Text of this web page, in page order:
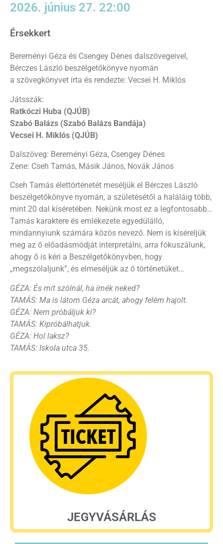
2026. június 27. 22:00
Érsekkert
Bereményi Géza és Csengey Dénes dalszövegeivel,
Bérczes László beszélgetőkönyve nyomán
a szövegkönyvet írta és rendezte: Vecsei H. Miklós
Játsszák:
Ratkóczi Huba (QJÚB)
Szabó Balázs (Szabó Balázs Bandája)
Vecsei H. Miklós (QJÚB)
Dalszöveg: Bereményi Géza, Csengey Dénes
Zene: Cseh Tamás, Másik János, Novák János
Cseh Tamás élettörténetét meséljük el Bérczes László
beszélgetőkönyve nyomán, a születésétől a haláláig több,
mint 20 dal kíséretében. Nekünk most ez a legfontosabb…
Tamás karaktere és emlékezete egyedülálló,
mindannyiunk számára közös nevező. Nem is kíséreljük
meg az ő előadásmódját interpretálni, arra fókuszálunk,
ahogy ő is kéri a Beszélgetőkönyvben, hogy
„megszólaljunk”, és elmeséljük az ő történetüket…
GÉZA: És mit szólnál, ha írnék neked?
TAMÁS: Ma is látom Géza arcát, ahogy felém hajolt.
GÉZA: Nem próbáljuk ki?
TAMÁS: Kipróbálhatjuk.
GÉZA: Hol laksz?
TAMÁS: Iskola utca 35.
JEGYVÁSÁRLÁS